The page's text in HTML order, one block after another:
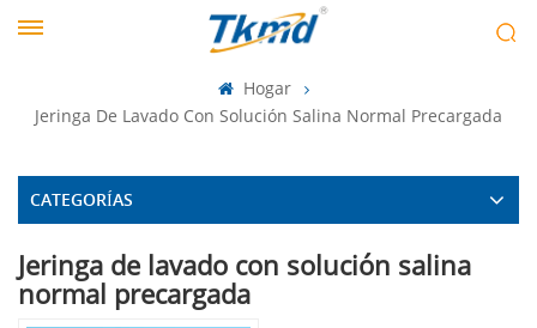
Hogar
Jeringa De Lavado Con Solución Salina Normal Precargada
CATEGORÍAS
Jeringa de lavado con solución salina
normal precargada